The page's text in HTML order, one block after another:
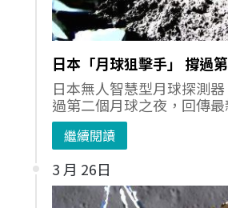
日本「月球狙擊手」 撐過
日本無人智慧型月球探測
過第二個月球之夜，回傳最
繼續閱讀
3 月 26日